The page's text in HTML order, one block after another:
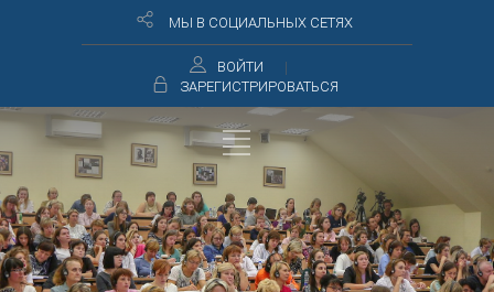
МЫ В СОЦИАЛЬНЫХ СЕТЯХ
ВОЙТИ
ЗАРЕГИСТРИРОВАТЬСЯ